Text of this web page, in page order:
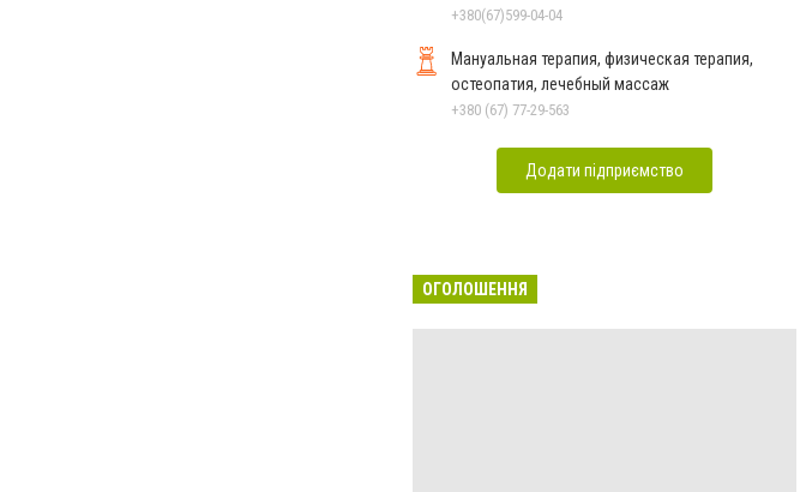
+380(67)599-04-04
Мануальная терапия, физическая терапия,
остеопатия, лечебный массаж
+380 (67) 77-29-563
Додати підприємство
ОГОЛОШЕННЯ